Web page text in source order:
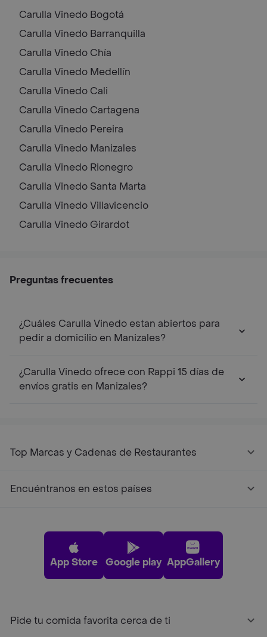
Carulla Vinedo Bogotá
Carulla Vinedo Barranquilla
Carulla Vinedo Chía
Carulla Vinedo Medellín
Carulla Vinedo Cali
Carulla Vinedo Cartagena
Carulla Vinedo Pereira
Carulla Vinedo Manizales
Carulla Vinedo Rionegro
Carulla Vinedo Santa Marta
Carulla VinedoVillavicencio
Carulla Vinedo Girardot
Preguntas frecuentes
¿Cuáles Carulla Vinedo estan abiertos para
pedir a domicilio en Manizales?
¿Carulla Vinedo ofrece con Rappi 15 días de
envíos gratis en Manizales?
Top Marcas y Cadenas de Restaurantes
Encuéntranos en estos países
App Store Google play AppGallery
Pide tu comida favorita cerca de ti